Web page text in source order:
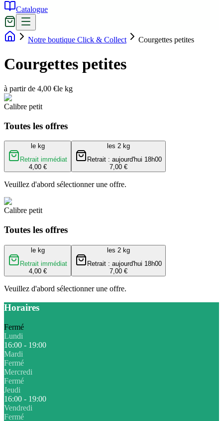
Catalogue
Notre boutique Click & Collect Courgettes petites
Courgettes petites
à partir de 4,00 €le kg
Calibre petit
Toutes les offres
le kg
Retrait immédiat
4,00 €
les 2 kg
Retrait : aujourd'hui 18h00
7,00 €
Veuillez d'abord sélectionner une offre.
Calibre petit
Toutes les offres
le kg
Retrait immédiat
4,00 €
les 2 kg
Retrait : aujourd'hui 18h00
7,00 €
Veuillez d'abord sélectionner une offre.
Horaires
Fermé
Lundi
16:00 - 19:00
Mardi
Fermé
Mercredi
Fermé
Jeudi
16:00 - 19:00
Vendredi
Fermé